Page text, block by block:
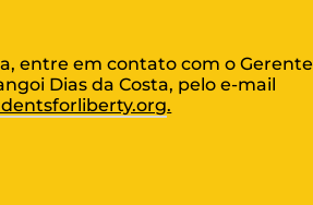
entre em contato com o Gerente
Dias da Costa, pelo e-mail
.